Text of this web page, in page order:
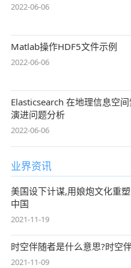
2022-06-06
Matlab操作HDF5文件示例
2022-06-06
Elasticsearch 在地理信息空
演进问题分析
2022-06-06
业界资讯
美国设下计谋,用娘炮文化重
中国
2021-11-19
时空伴随者是什么意思?时空
2021-11-09